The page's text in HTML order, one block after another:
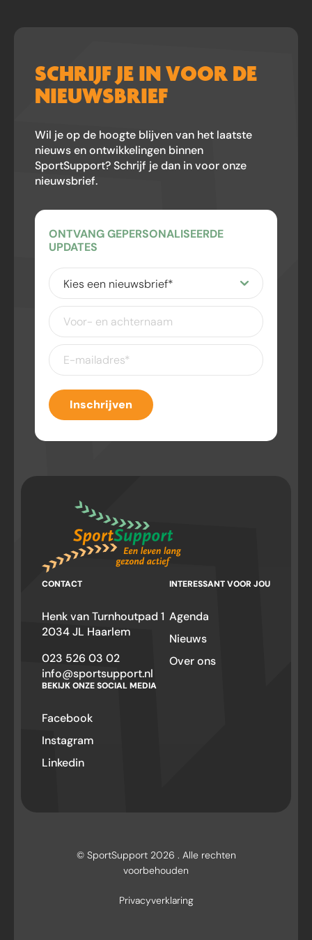
SCHRIJF JE IN VOOR DE
NIEUWSBRIEF
Wil je op de hoogte blijven van het laatste
nieuws en ontwikkelingen binnen
SportSupport? Schrijf je dan in voor onze
nieuwsbrief.
ONTVANG GEPERSONALISEERDE
UPDATES
Kies
een
nieuwsbrief(Vereist)
Voor-
en
achternaam
E-
mailadres(Vereist)
Inschrijven
CONTACT
Henk van Turnhoutpad 1
2034 JL Haarlem
023 526 03 02
info@sportsupport.nl
INTERESSANT VOOR JOU
Agenda
Nieuws
Over ons
BEKIJK ONZE SOCIAL MEDIA
Facebook
Instagram
Linkedin
© SportSupport 2026 . Alle rechten
voorbehouden
Privacyverklaring